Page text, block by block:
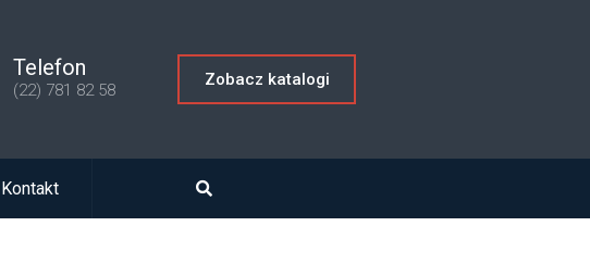
Telefon
(22) 781 82 58
Zobacz katalogi
Kontakt